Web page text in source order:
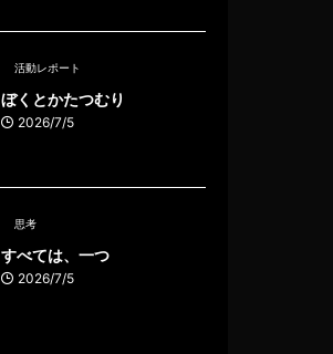
活動レポート
ぼくとかたつむり
2026/7/5
思考
すべては、一つ
2026/7/5